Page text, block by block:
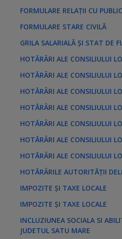
FORMULARE RELAȚII CU
FORMULARE STARE CIVILĂ
GRILA SALARIALĂ ȘI STAT DE
HOTĂRÂRI ALE CONSILIULUI
HOTĂRÂRI ALE CONSILIULUI
HOTĂRÂRI ALE CONSILIULUI
HOTĂRÂRI ALE CONSILIULUI
HOTĂRÂRI ALE CONSILIULUI
HOTĂRÂRI ALE CONSILIULUI
HOTĂRÂRI ALE CONSILIULUI
HOTĂRÂRILE AUTORITĂȚII
IMPOZITE ȘI TAXE LOCALE
IMPOZITE ȘI TAXE LOCALE
INCLUZIUNEA SOCIALA SI
JUDETUL SATU MARE